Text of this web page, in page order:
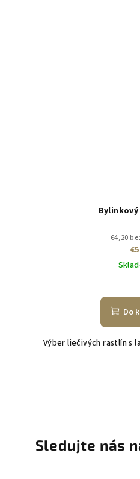
Bylinkový
€4,20
€5
Do
Výber liečivých rastlín s
Sledujte nás